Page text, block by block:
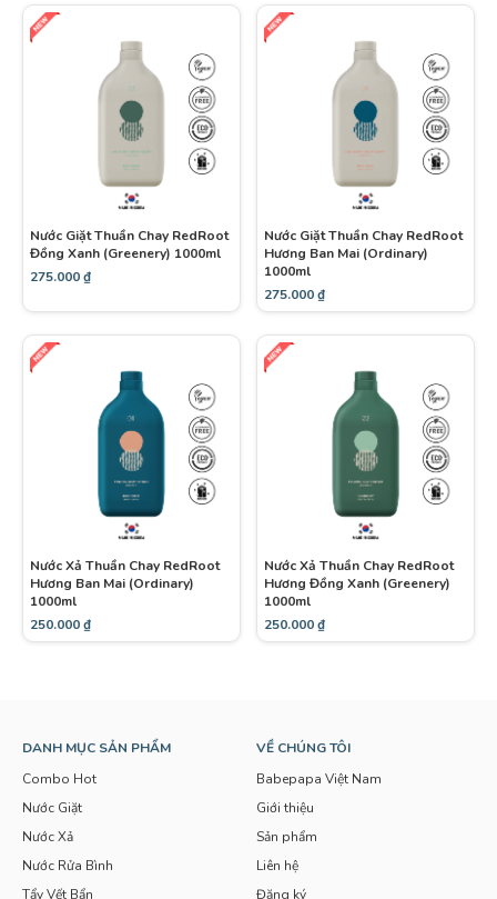
Nước Giặt Thuần Chay RedRoot
Đồng Xanh (Greenery) 1000ml
275.000₫
Nước Giặt Thuần Chay RedRoot
Hương Ban Mai (Ordinary)
1000ml
275.000₫
Nước Xả Thuần Chay RedRoot
Hương Ban Mai (Ordinary)
1000ml
250.000₫
Nước Xả Thuần Chay RedRoot
Hương Đồng Xanh (Greenery)
1000ml
250.000₫
DANH MỤC SẢN PHẨM
Combo Hot
Nước Giặt
Nước Xả
Nước Rửa Bình
Tẩy Vết Bẩn
VỀ CHÚNG TÔI
Babepapa Việt Nam
Giới thiệu
Sản phẩm
Liên hệ
Đăng ký